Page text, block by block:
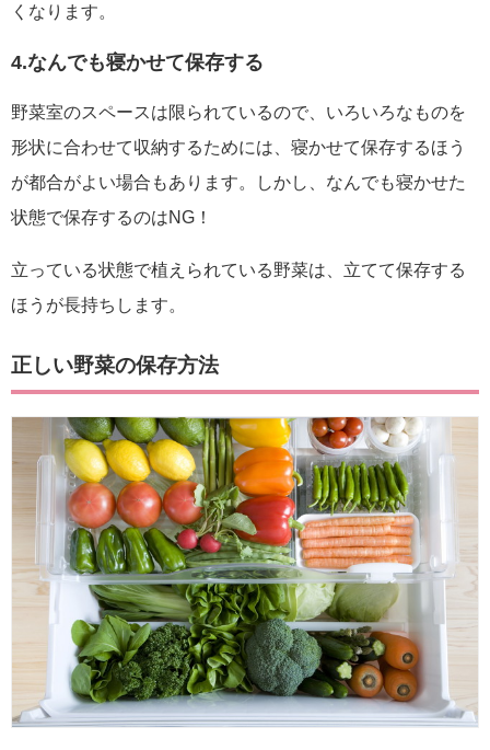
くなります。
4.なんでも寝かせて保存する
野菜室のスペースは限られているので、いろいろなものを
形状に合わせて収納するためには、寝かせて保存するほう
が都合がよい場合もあります。しかし、なんでも寝かせた
状態で保存するのはNG！
立っている状態で植えられている野菜は、立てて保存する
ほうが長持ちします。
正しい野菜の保存方法